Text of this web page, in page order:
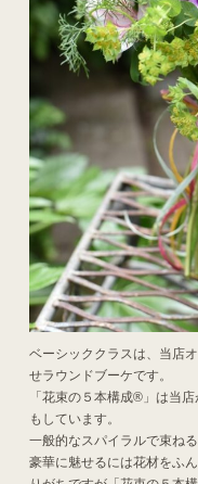
ベーシッククラスは、当店
せラウンドブーケです。
「花束の５本構成®」は当
もしています。
一般的なスパイラルで束ね
豪華に魅せるには花材をふ